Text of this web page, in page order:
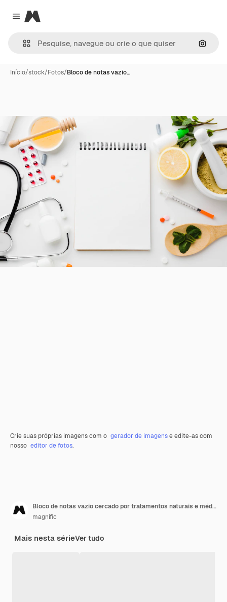
Close menu
Magnific
Início/stock/Fotos/Bloco de notas vazio…
Crie suas próprias imagens com o gerador de imagense edite-as com
nosso editor de fotos.
Bloco de notas vazio cercado por tratamentos naturais e médicos
magnific
Mais nesta sérieVer tudo